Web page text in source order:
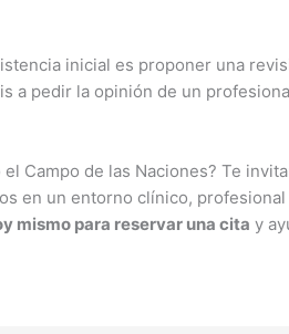
inicial es proponer una
a pedir la opinión de un
Campo de las Naciones? Te
en un entorno clínico,
mismo para reservar una cita y